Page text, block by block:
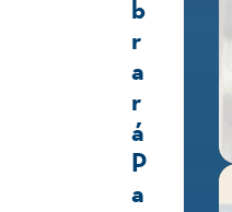
b
r
a
r
á
P
a